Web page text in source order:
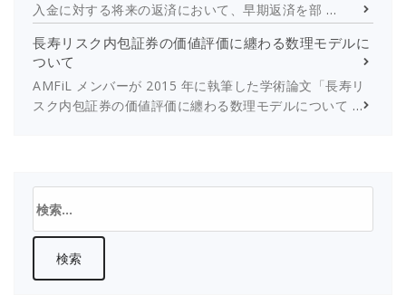
入金に対する将来の返済において、早期返済を部 …
長寿リスク内包証券の価値評価に纏わる数理モデルに
ついて
AMFiL メンバーが 2015 年に執筆した学術論文「長寿リ
スク内包証券の価値評価に纏わる数理モデルについて …
索: